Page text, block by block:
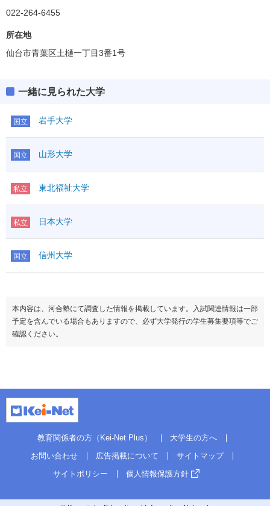
022-264-6455
所在地
仙台市青葉区土樋一丁目3番1号
一緒に見られた大学
国立 岩手大学
国立 山形大学
私立 東北福祉大学
私立 日本大学
国立 信州大学
本内容は、河合塾にて調査した情報を掲載しています。入試関連情報は一部
予定を含んでいる場合もありますので、必ず大学発行の学生募集要項等でご
確認ください。
教育関係者の方（Kei-Net Plus）
大学生の方へ
お問い合わせ
広告掲載について
サイトマップ
サイトポリシー
個人情報保護方針